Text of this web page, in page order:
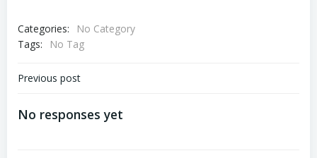
Categories:
No Category
Tags:
No Tag
Navigare
articole
Previous post
No responses yet